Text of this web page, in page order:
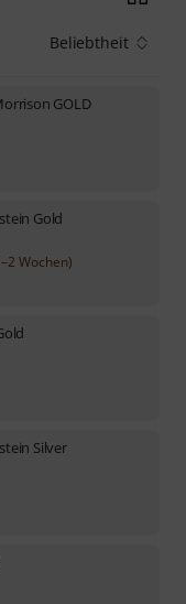
Beliebtheit
GOLD
Gold
Wochen)
Silver